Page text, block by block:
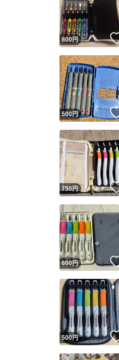
800円
500円
750円
600円
500円